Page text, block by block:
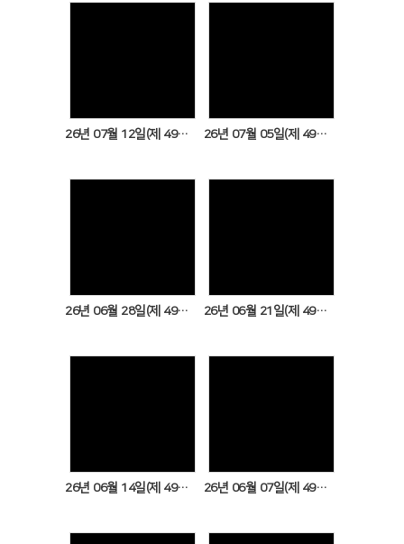
26년 07월 12일(제 49권 28호) 26년 07월 05일(제 49권 27호)
26년 06월 28일(제 49권 26호) 26년 06월 21일(제 49권 25호)
26년 06월 14일(제 49권 24호) 26년 06월 07일(제 49권 23호)